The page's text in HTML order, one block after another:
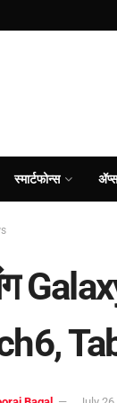
स्मार्टफोन्स ॲप्स